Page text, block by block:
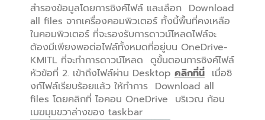
สำรองข้อมูลโดยการซิงค์ไฟล์ และเลือก Download
all files จากเครื่องคอมพิวเตอร์ ทั้งนี้พื้นที่คงเหลือ
ในคอมพิวเตอร์ ที่จะรองรับการดาวน์โหลดไฟล์จะ
ต้องมีเพียงพอต่อไฟล์ทั้งหมดที่อยู่บน OneDrive-
KMITL ที่จะทำการดาวน์โหลด ดูขั้นตอนการซิงค์ไฟล์
หัวข้อที่ 2. เข้าถึงไฟล์ผ่าน Desktopคลิกที่นี่ เมื่อซิ
งก์ไฟล์เรียบร้อยแล้ว ให้ทำการ Download all
files โดยคลิกที่ ไอคอน OneDrive บริเวณ ก้อน
เมฆมุมขวาล่างของ taskbar